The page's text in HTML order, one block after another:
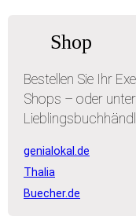
Shop
Bestellen Sie Ihr
Shops – oder
genialokal.de
Thalia
Buecher.de